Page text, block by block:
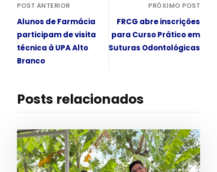
POST ANTERIOR
Alunos de Farmácia
participam de visita
técnica à UPA Alto
Branco
PRÓXIMO POST
FRCG abre inscrições
para Curso Prático em
Suturas Odontológicas
Posts relacionados